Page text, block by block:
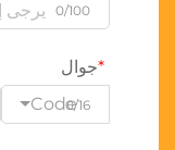
0/100
جوال
Code0/16